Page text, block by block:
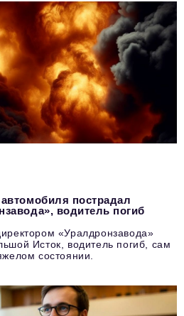
пострадал
водитель погиб
«Уралдронзавода»
Исток, водитель погиб, сам
состоянии.